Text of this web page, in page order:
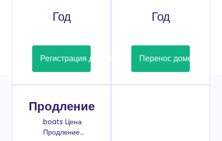
Год
Регистрация домена
Год
Перенос домена
Продление
.boats Цена
Продление